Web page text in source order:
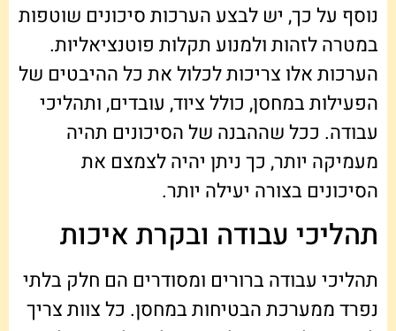
נוסף על כך, יש לבצע הערכות סיכונים שוטפות
במטרה לזהות ולמנוע תקלות פוטנציאליות.
הערכות אלו צריכות לכלול את כל ההיבטים של
הפעילות במחסן, כולל ציוד, עובדים, ותהליכי
עבודה. ככל שההבנה של הסיכונים תהיה
מעמיקה יותר, כך ניתן יהיה לצמצם את
הסיכונים בצורה יעילה יותר.
תהליכי עבודה ובקרת איכות
תהליכי עבודה ברורים ומסודרים הם חלק בלתי
נפרד ממערכת הבטיחות במחסן. כל צוות צריך